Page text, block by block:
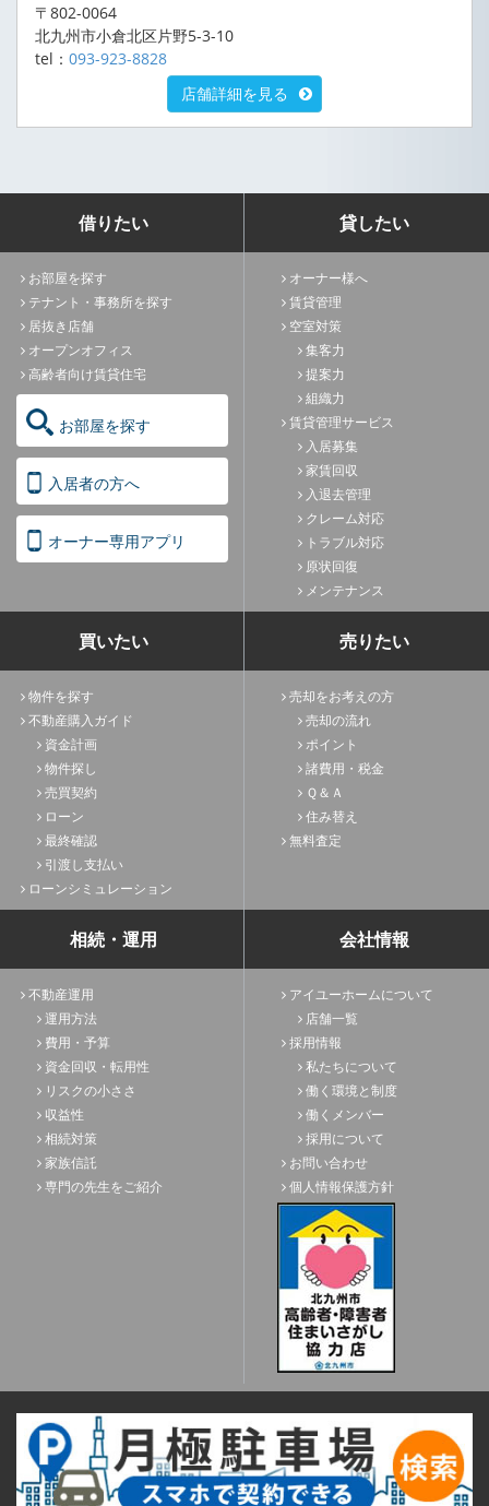
〒802-0064
北九州市小倉北区片野5-3-10
tel： 093-923-8828
店舗詳細を見る
借りたい
お部屋を探す
テナント・事務所を探す
居抜き店舗
オープンオフィス
高齢者向け賃貸住宅
お部屋を探す
入居者の方へ
オーナー専用アプリ
貸したい
オーナー様へ
賃貸管理
空室対策
集客力
提案力
組織力
賃貸管理サービス
入居募集
家賃回収
入退去管理
クレーム対応
トラブル対応
原状回復
メンテナンス
買いたい
物件を探す
不動産購入ガイド
資金計画
物件探し
売買契約
ローン
最終確認
引渡し支払い
ローンシミュレーション
売りたい
売却をお考えの方
売却の流れ
ポイント
諸費用・税金
Ｑ＆Ａ
住み替え
無料査定
相続・運用
不動産運用
運用方法
費用・予算
資金回収・転用性
リスクの小ささ
収益性
相続対策
家族信託
専門の先生をご紹介
会社情報
アイユーホームについて
店舗一覧
採用情報
私たちについて
働く環境と制度
働くメンバー
採用について
お問い合わせ
個人情報保護方針